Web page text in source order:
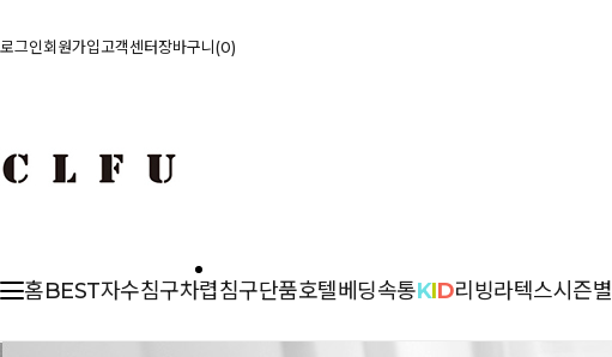
로그인회원가입고객센터장바구니 0
홈BEST자수침구차렵침구단품호텔베딩속통KID리빙라텍스시즌별